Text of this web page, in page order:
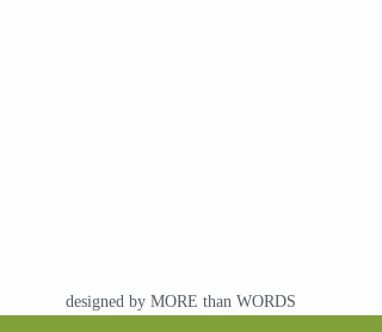
designed by MORE than WORDS